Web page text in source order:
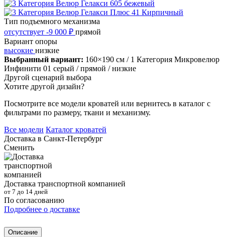
Тип подъемного механизма
отсутствует -9 000 ₽ прямой
Вариант опоры
высокие низкие
Выбранный вариант: 160×190 см / 1 Категория Микровелюр
Инфинити 01 серый / прямой / низкие
Другой сценарий выбора
Хотите другой дизайн?
Посмотрите все модели кроватей или вернитесь в каталог с
фильтрами по размеру, ткани и механизму.
Все модели Каталог кроватей
Доставка в Санкт-Петербург
Сменить
Доставка транспортной компанией
от 7 до 14 дней
По согласованию
Подробнее о доставке
Описание